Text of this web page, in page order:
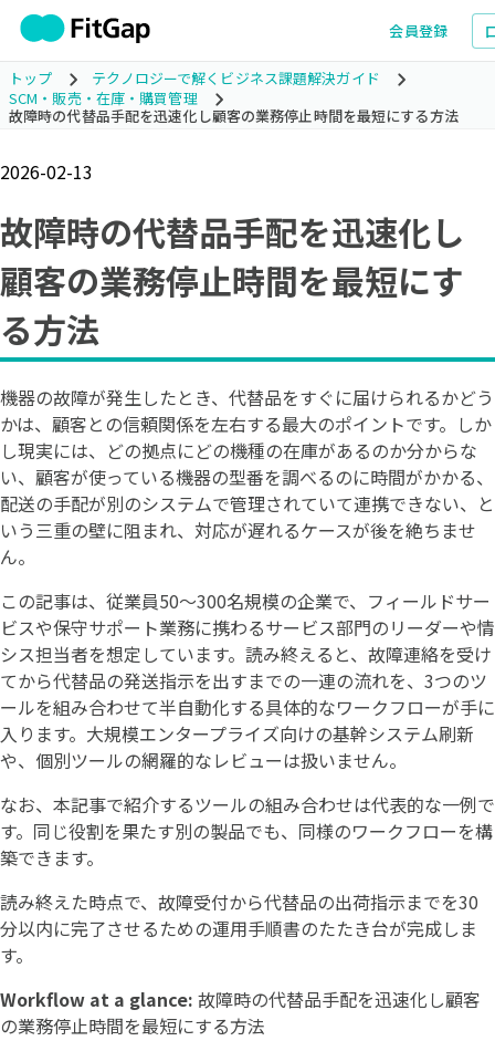
会員登録
トップ
テクノロジーで解くビジネス課題解決ガイド
SCM・販売・在庫・購買管理
故障時の代替品手配を迅速化し顧客の業務停止時間を最短にする方法
2026-02-13
故障時の代替品手配を迅速化し
顧客の業務停止時間を最短にす
る方法
機器の故障が発生したとき、代替品をすぐに届けられるかどう
かは、顧客との信頼関係を左右する最大のポイントです。しか
し現実には、どの拠点にどの機種の在庫があるのか分からな
い、顧客が使っている機器の型番を調べるのに時間がかかる、
配送の手配が別のシステムで管理されていて連携できない、と
いう三重の壁に阻まれ、対応が遅れるケースが後を絶ちませ
ん。
この記事は、従業員50〜300名規模の企業で、フィールドサー
ビスや保守サポート業務に携わるサービス部門のリーダーや情
シス担当者を想定しています。読み終えると、故障連絡を受け
てから代替品の発送指示を出すまでの一連の流れを、3つのツ
ールを組み合わせて半自動化する具体的なワークフローが手に
入ります。大規模エンタープライズ向けの基幹システム刷新
や、個別ツールの網羅的なレビューは扱いません。
なお、本記事で紹介するツールの組み合わせは代表的な一例で
す。同じ役割を果たす別の製品でも、同様のワークフローを構
築できます。
読み終えた時点で、故障受付から代替品の出荷指示までを30
分以内に完了させるための運用手順書のたたき台が完成しま
す。
Workflow at a glance: 故障時の代替品手配を迅速化し顧客
の業務停止時間を最短にする方法